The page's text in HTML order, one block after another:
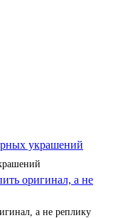
а не реплику